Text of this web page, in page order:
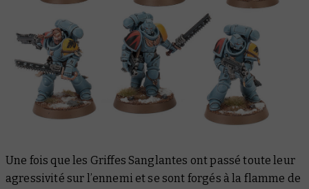
Une fois que les Griffes Sanglantes ont passé toute leur
agressivité sur l’ennemi et se sont forgés à la flamme de